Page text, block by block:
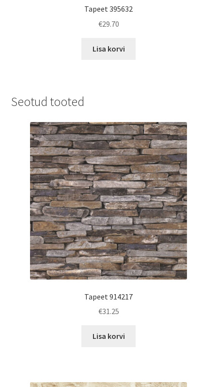
Tapeet 395632
€29.70
Lisa korvi
Seotud tooted
Tapeet 914217
€31.25
Lisa korvi